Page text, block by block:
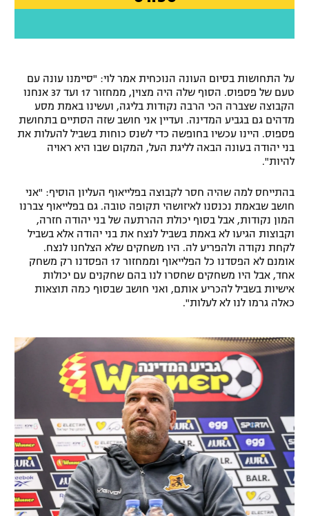
על התחושות בסיום העונה הנוכחית אמר לוי: "סיימנו עונה עם
טעם של פספוס. הסוף שלה היה מצוין, ממחזור 17 ועד 37 אנחנו
הקבוצה שצברה הכי הרבה נקודות בליגה, ועשינו באמת מסע
מדהים גם בגביע המדינה. ועדיין אני חושב שזה הסתיים בתחושת
פספוס. היינו עכשיו בחופשה כדי לשנס כוחות בשביל להעלות את
בני יהודה בעונה הבאה לליגת העל, המקום שבו היא ראויה
להיות".
בהתייחס למה שהיה חסר לקבוצה בפלייאוף העליון הוסיף: "אני
חושב שבאמת נכנסנו לאיזושהי תקופה טובה. גם בפלייאוף צברנו
המון נקודות, אבל בסוף יכולת ההרתעה של בני יהודה חזרה,
וקבוצות הגיעו לא באמת בשביל לנצח את בני יהודה אלא בשביל
לקחת נקודה ולהפריע לה. היו משחקים שלא הצלחנו לנצח.
אומנם לא הפסדנו כל הפלייאוף וממחזור 17 הפסדנו רק משחק
אחד, אבל היו משחקים שחסרו לנו בהם שחקנים עם יכולות
אישיות בשביל להכריע אותם, ואני חושב שבסוף כמה תוצאות
כאלה גרמו לנו לא לעלות".